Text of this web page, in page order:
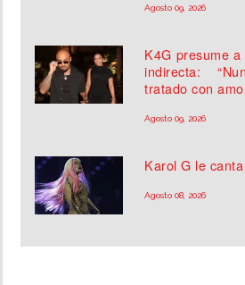
Agosto 09, 2026
K4G presume
indirecta:
tratado con
Agosto 09, 2026
Karol G le
Agosto 08, 2026